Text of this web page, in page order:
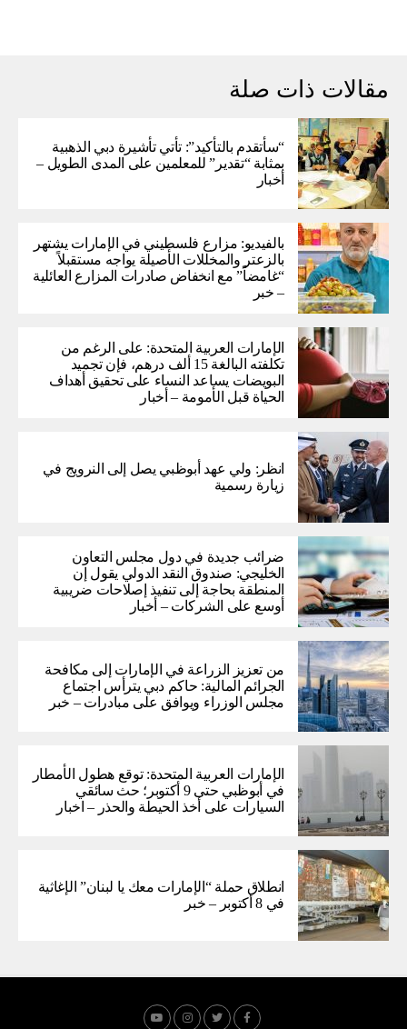
مقالات ذات صلة
“سأتقدم بالتأكيد”: تأتي تأشيرة دبي الذهبية
بمثابة “تقدير” للمعلمين على المدى الطويل –
أخبار
بالفيديو: مزارع فلسطيني في الإمارات يشتهر
بالزعتر والمخللات الأصيلة يواجه مستقبلاً
“غامضاً” ​​مع انخفاض صادرات المزارع العائلية
– خبر
الإمارات العربية المتحدة: على الرغم من
تكلفته البالغة 15 ألف درهم، فإن تجميد
البويضات يساعد النساء على تحقيق أهداف
الحياة قبل الأمومة – أخبار
انظر: ولي عهد أبوظبي يصل إلى النرويج في
زيارة رسمية
ضرائب جديدة في دول مجلس التعاون
الخليجي: صندوق النقد الدولي يقول إن
المنطقة بحاجة إلى تنفيذ إصلاحات ضريبية
أوسع على الشركات – أخبار
من تعزيز الزراعة في الإمارات إلى مكافحة
الجرائم المالية: حاكم دبي يترأس اجتماع
مجلس الوزراء ويوافق على مبادرات – خبر
الإمارات العربية المتحدة: توقع هطول الأمطار
في أبوظبي حتى 9 أكتوبر؛ حث سائقي
السيارات على أخذ الحيطة والحذر – اخبار
انطلاق حملة “الإمارات معك يا لبنان” الإغاثية
في 8 أكتوبر – خبر